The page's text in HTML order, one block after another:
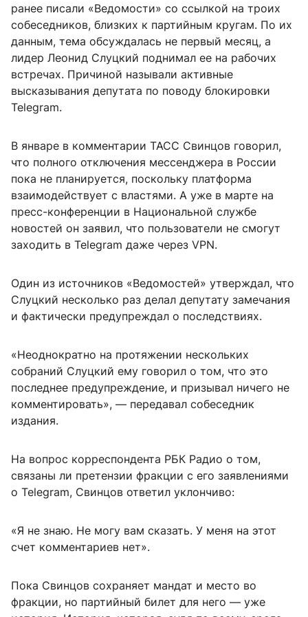
ранее писали «Ведомости» со ссылкой на троих
собеседников, близких к партийным кругам. По их
данным, тема обсуждалась не первый месяц, а
лидер Леонид Слуцкий поднимал ее на рабочих
встречах. Причиной называли активные
высказывания депутата по поводу блокировки
Telegram.
В январе в комментарии ТАСС Свинцов говорил,
что полного отключения мессенджера в России
пока не планируется, поскольку платформа
взаимодействует с властями. А уже в марте на
пресс-конференции в Национальной службе
новостей он заявил, что пользователи не смогут
заходить в Telegram даже через VPN.
Один из источников «Ведомостей» утверждал, что
Слуцкий несколько раз делал депутату замечания
и фактически предупреждал о последствиях.
«Неоднократно на протяжении нескольких
собраний Слуцкий ему говорил о том, что это
последнее предупреждение, и призывал ничего не
комментировать», — передавал собеседник
издания.
На вопрос корреспондента РБК Радио о том,
связаны ли претензии фракции с его заявлениями
о Telegram, Свинцов ответил уклончиво:
«Я не знаю. Не могу вам сказать. У меня на этот
счет комментариев нет».
Пока Свинцов сохраняет мандат и место во
фракции, но партийный билет для него — уже